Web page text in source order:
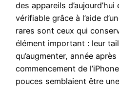
des appareils
vérifiable grâce à l’aide
rares sont ceux qui
élément important : leur
qu’augmenter, année
commencement de
pouces semblaient être